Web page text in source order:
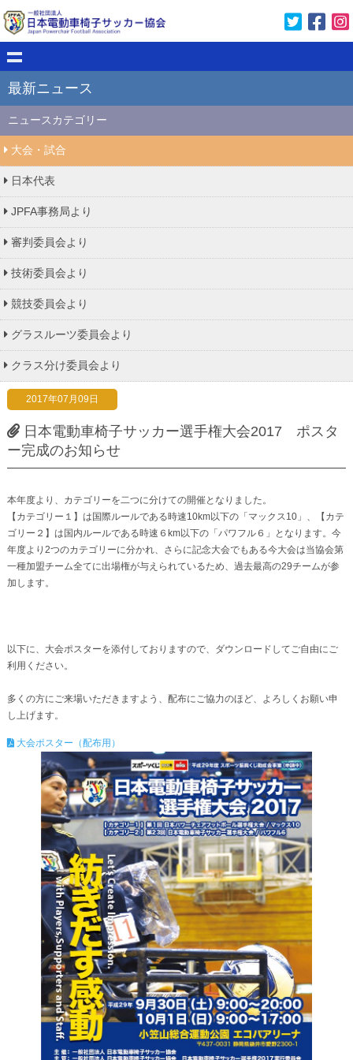
最新ニュース
ニュースカテゴリー
大会・試合
日本代表
JPFA事務局より
審判委員会より
技術委員会より
競技委員会より
グラスルーツ委員会より
クラス分け委員会より
2017年07月09日
日本電動車椅子サッカー選手権大会2017 ポスタ
ー完成のお知らせ
本年度より、カテゴリーを二つに分けての開催となりました。
【カテゴリー１】は国際ルールである時速10km以下の「マックス10」、【カテ
ゴリー２】は国内ルールである時速６km以下の「パワフル６」となります。今
年度より2つのカテゴリーに分かれ、さらに記念大会でもある今大会は当協会第
一種加盟チーム全てに出場権が与えられているため、過去最高の29チームが参
加します。
以下に、大会ポスターを添付しておりますので、ダウンロードしてご自由にご
利用ください。
多くの方にご来場いただきますよう、配布にご協力のほど、よろしくお願い申
し上げます。
大会ポスター（配布用）